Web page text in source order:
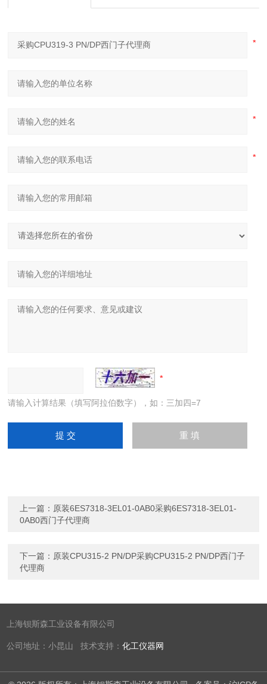
请输入计算结果（填写阿拉伯数字），如：三加四=7
上一篇： 原装6ES7318-3EL01-0AB0采购6ES7318-3EL01-
0AB0西门子代理商
下一篇： 原装CPU315-2 PN/DP采购CPU315-2 PN/DP西门子
代理商
上海钡斯森工业设备有限公司
公司地址：小昆山 技术支持：化工仪器网